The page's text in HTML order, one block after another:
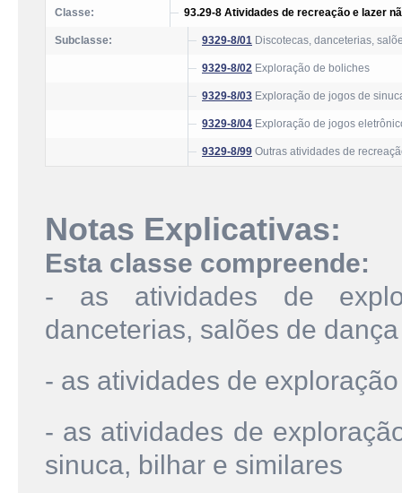
Classe: 93.29-8 Atividades de recreação e lazer
Subclasse: 9329-8/01 Discotecas, danceterias,
9329-8/02 Exploração de boliches
9329-8/03 Exploração de jogos de
9329-8/04 Exploração de jogos
9329-8/99 Outras atividades de
Notas Explicativas:
Esta classe compreende:
- as atividades de
danceterias, salões de
- as atividades de
- as atividades de
sinuca, bilhar e similares